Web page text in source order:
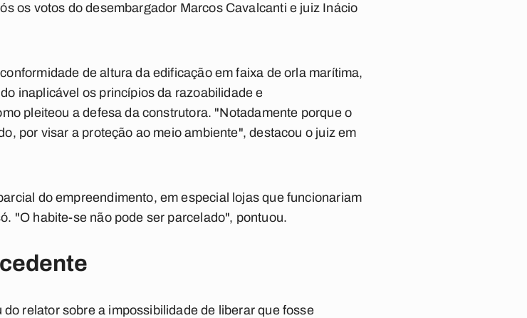
os votos do desembargador Marcos Cavalcanti e juiz Inácio
de altura da edificação em faixa de orla marítima,
inaplicável os princípios da razoabilidade e
pleiteou a defesa da construtora. "Notadamente porque o
por visar a proteção ao meio ambiente", destacou o juiz em
do empreendimento, em especial lojas que funcionariam
"O habite-se não pode ser parcelado", pontuou.
relator sobre a impossibilidade de liberar que fosse